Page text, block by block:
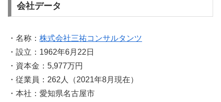
会社データ
・名称： 株式会社三祐コンサルタンツ
・設立：1962年6月22日
・資本金：5,977万円
・従業員：262人（2021年8月現在）
・本社：愛知県名古屋市